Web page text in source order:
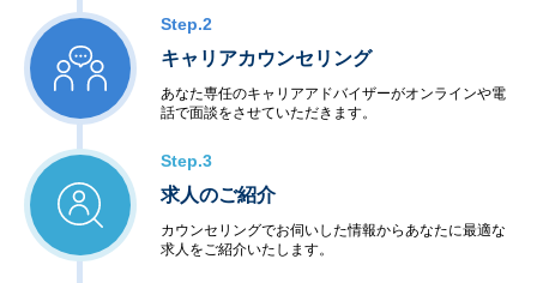
Step.2
キャリアカウンセリング
あなた専任のキャリアアドバイザーがオンラインや電
話で面談をさせていただきます。
Step.3
求人のご紹介
カウンセリングでお伺いした情報からあなたに最適な
求人をご紹介いたします。